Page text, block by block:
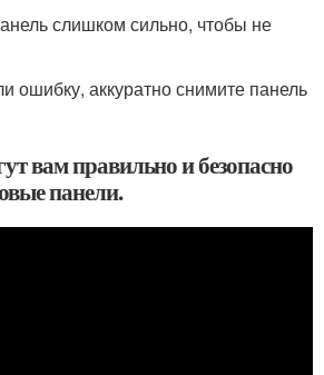
слишком сильно, чтобы не
ошибку, аккуратно снимите панель
вам правильно и безопасно
панели.